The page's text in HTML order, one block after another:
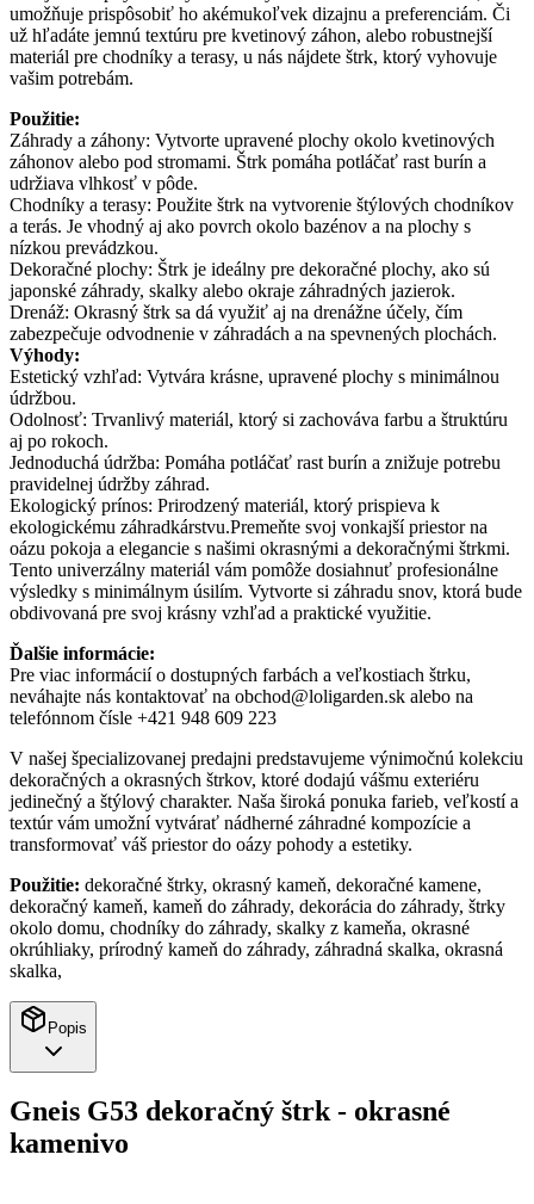
umožňuje prispôsobiť ho akémukoľvek dizajnu a preferenciám. Či
už hľadáte jemnú textúru pre kvetinový záhon, alebo robustnejší
materiál pre chodníky a terasy, u nás nájdete štrk, ktorý vyhovuje
vašim potrebám.
Použitie:
Záhrady a záhony: Vytvorte upravené plochy okolo kvetinových
záhonov alebo pod stromami. Štrk pomáha potláčať rast burín a
udržiava vlhkosť v pôde.
Chodníky a terasy: Použite štrk na vytvorenie štýlových chodníkov
a terás. Je vhodný aj ako povrch okolo bazénov a na plochy s
nízkou prevádzkou.
Dekoračné plochy: Štrk je ideálny pre dekoračné plochy, ako sú
japonské záhrady, skalky alebo okraje záhradných jazierok.
Drenáž: Okrasný štrk sa dá využiť aj na drenážne účely, čím
zabezpečuje odvodnenie v záhradách a na spevnených plochách.
Výhody:
Estetický vzhľad: Vytvára krásne, upravené plochy s minimálnou
údržbou.
Odolnosť: Trvanlivý materiál, ktorý si zachováva farbu a štruktúru
aj po rokoch.
Jednoduchá údržba: Pomáha potláčať rast burín a znižuje potrebu
pravidelnej údržby záhrad.
Ekologický prínos: Prirodzený materiál, ktorý prispieva k
ekologickému záhradkárstvu.Premeňte svoj vonkajší priestor na
oázu pokoja a elegancie s našimi okrasnými a dekoračnými štrkmi.
Tento univerzálny materiál vám pomôže dosiahnuť profesionálne
výsledky s minimálnym úsilím. Vytvorte si záhradu snov, ktorá bude
obdivovaná pre svoj krásny vzhľad a praktické využitie.
Ďalšie informácie:
Pre viac informácií o dostupných farbách a veľkostiach štrku,
neváhajte nás kontaktovať na obchod@loligarden.sk alebo na
telefónnom čísle +421 948 609 223
V našej špecializovanej predajni predstavujeme výnimočnú kolekciu
dekoračných a okrasných štrkov, ktoré dodajú vášmu exteriéru
jedinečný a štýlový charakter. Naša široká ponuka farieb, veľkostí a
textúr vám umožní vytvárať nádherné záhradné kompozície a
transformovať váš priestor do oázy pohody a estetiky.
Použitie: dekoračné štrky, okrasný kameň, dekoračné kamene,
dekoračný kameň, kameň do záhrady, dekorácia do záhrady, štrky
okolo domu, chodníky do záhrady, skalky z kameňa, okrasné
okrúhliaky, prírodný kameň do záhrady, záhradná skalka, okrasná
skalka,
Popis
Gneis G53 dekoračný štrk - okrasné
kamenivo